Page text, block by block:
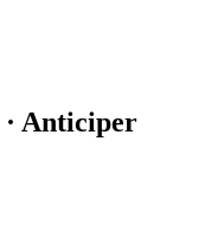
· Anticiper